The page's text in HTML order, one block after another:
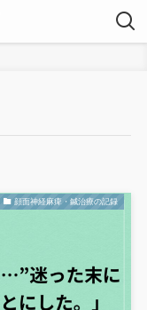
顔面神経麻痺・鍼治療の記録